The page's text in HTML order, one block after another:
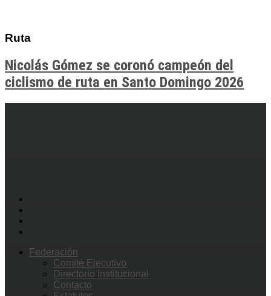
Ruta
Nicolás Gómez se coronó campeón del
ciclismo de ruta en Santo Domingo 2026
Federación
Comité Ejecutivo
Directorio Institucional
Contacto